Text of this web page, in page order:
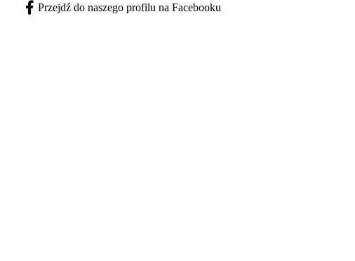
Facebook - otwiera się w nowej karcie
Przejdź do naszego profilu na Facebooku